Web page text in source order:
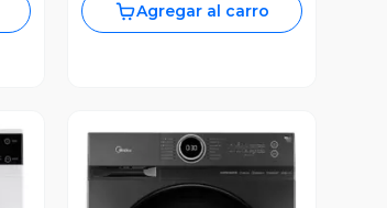
Agregar al carro